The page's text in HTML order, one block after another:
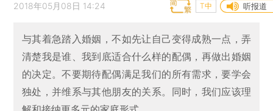
2018年05月08日 14:24 听报道
T中
与其着急踏入婚姻，不如先让自己变得成熟一点，弄
清楚我是谁、我到底适合什么样的配偶，再做出婚姻
的决定。不要期待配偶满足我们的所有需求，要学会
独处，并维系与其他朋友的关系。同时，我们应该理